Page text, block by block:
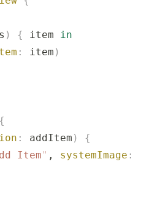
) { item in
: item )
: addItem )
{
Item" , systemImage :